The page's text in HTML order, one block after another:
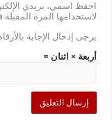
احفظ اسمي، بريدي
لاستخدامها المرة
يرجى إدخال الإجابة
أربعة × اثنان =